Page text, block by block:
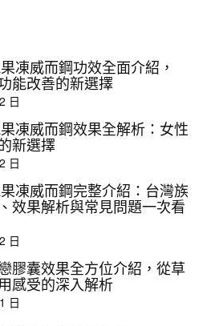
凍威而鋼功效全面介紹，
改善的新選擇
日
果凍威而鋼效果全解析：女性
新選擇
日
果凍威而鋼完整介紹：台灣族
效果解析與常見問題一次看
日
膠囊效果全方位介紹，從草
感受的深入解析
日